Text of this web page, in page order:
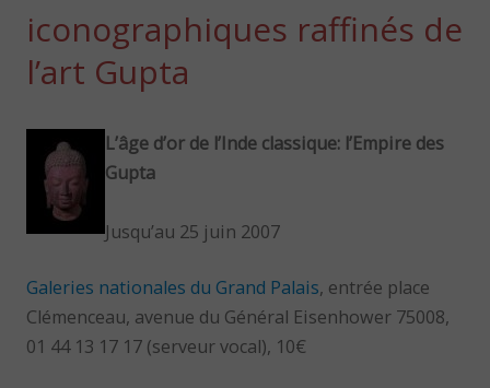
iconographiques raffinés de
l’art Gupta
L’âge d’or de l’Inde classique: l’Empire des
Gupta
Jusqu’au 25 juin 2007
Galeries nationales du Grand Palais, entrée place
Clémenceau, avenue du Général Eisenhower 75008,
01 44 13 17 17 (serveur vocal), 10€